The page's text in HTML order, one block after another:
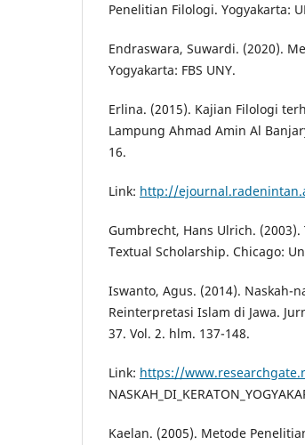
Penelitian Filologi. Yogyakarta:
Endraswara, Suwardi. (2020).
Yogyakarta: FBS UNY.
Erlina. (2015). Kajian Filologi
Lampung Ahmad Amin Al
16.
Link: http://
Gumbrecht, Hans Ulrich.
Textual Scholarship. Chicago:
Iswanto, Agus. (2014). Naskah-
Reinterpretasi Islam di Jawa.
37. Vol. 2. hlm. 137-148.
Link: https://
Kaelan. (2005). Metode